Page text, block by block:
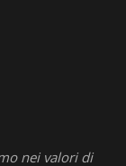
nei valori di